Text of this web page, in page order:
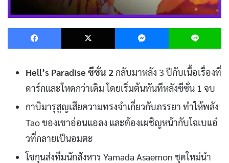
Facebook X Messenger
Hell’s Paradise ซีซั่น 2 กลับมาหลัง 3 ปีกับเนื้อเรื่องที่
ดาร์กและโหดกว่าเดิม โดยเริ่มต้นทันทีหลังซีซั่น 1 จบ
กาบิมารุสูญเสียความทรงจำเกี่ยวกับภรรยา ทำให้พลัง
Tao ของเขาอ่อนแอลง และต้องเผชิญหน้ากับโฉเบแอ๋
วที่กลายเป็นอมตะ
โชกุนส่งทีมนักสังหาร Yamada Asaemon ชุดใหม่นำ